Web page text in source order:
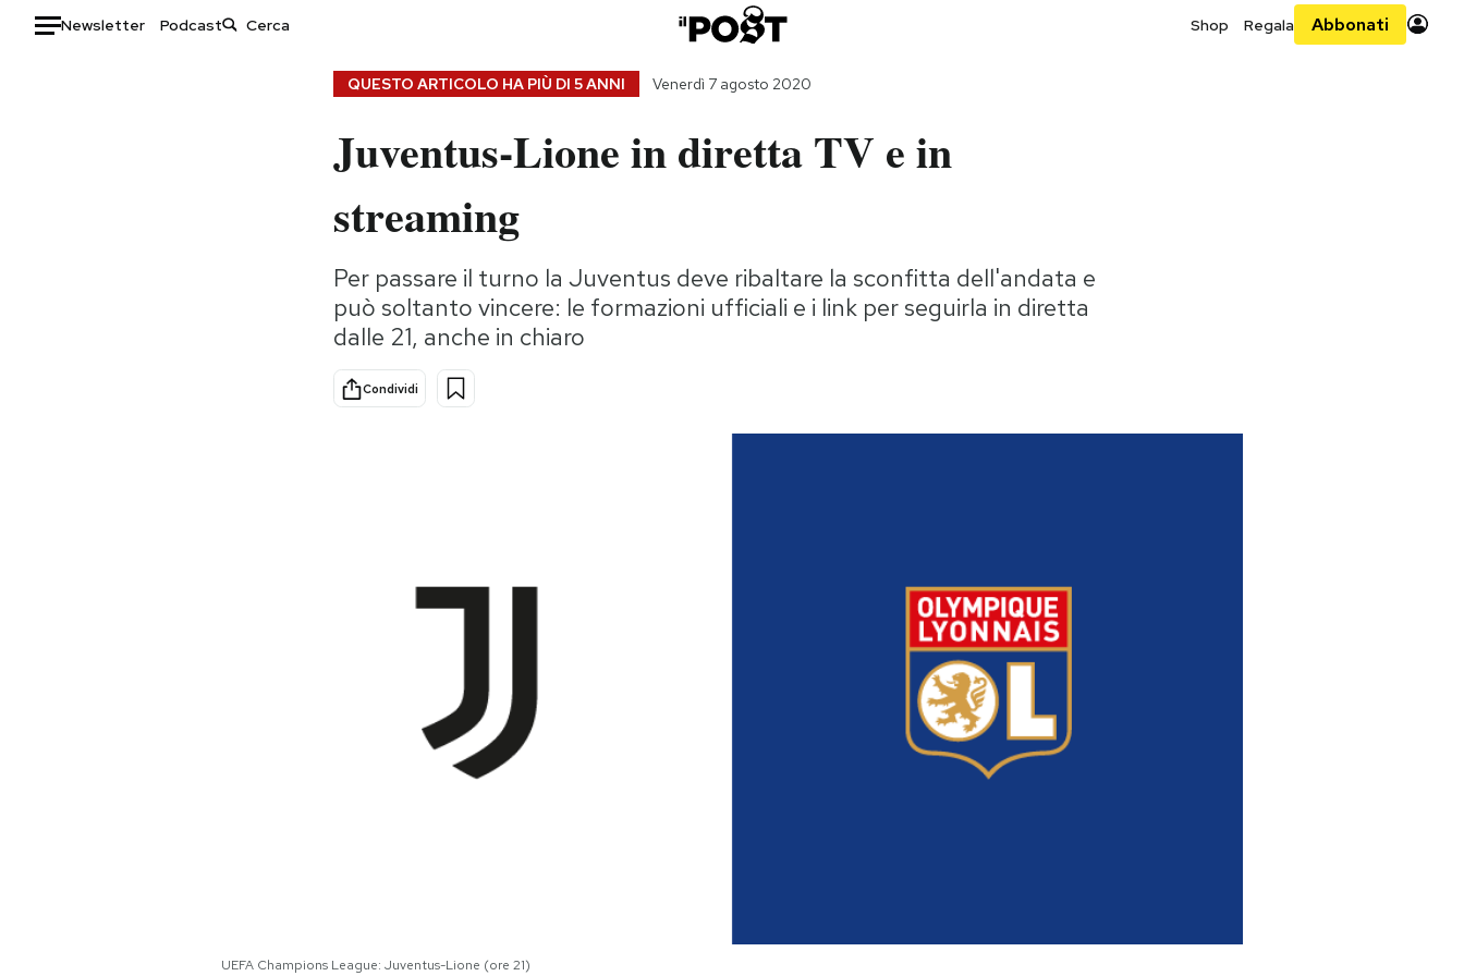
Newsletter Podcast Shop Regala Abbonati
Storie/Idee
Ok Boomer!
Altrecose
QUESTO ARTICOLO HA PIÙ DI 5 ANNI Venerdì 7 agosto 2020
Juventus-Lione in diretta TV e in
streaming
Per passare il turno la Juventus deve ribaltare la sconfitta dell'andata e
può soltanto vincere: le formazioni ufficiali e i link per seguirla in diretta
dalle 21, anche in chiaro
Condividi
UEFA Champions League: Juventus-Lione (ore 21)